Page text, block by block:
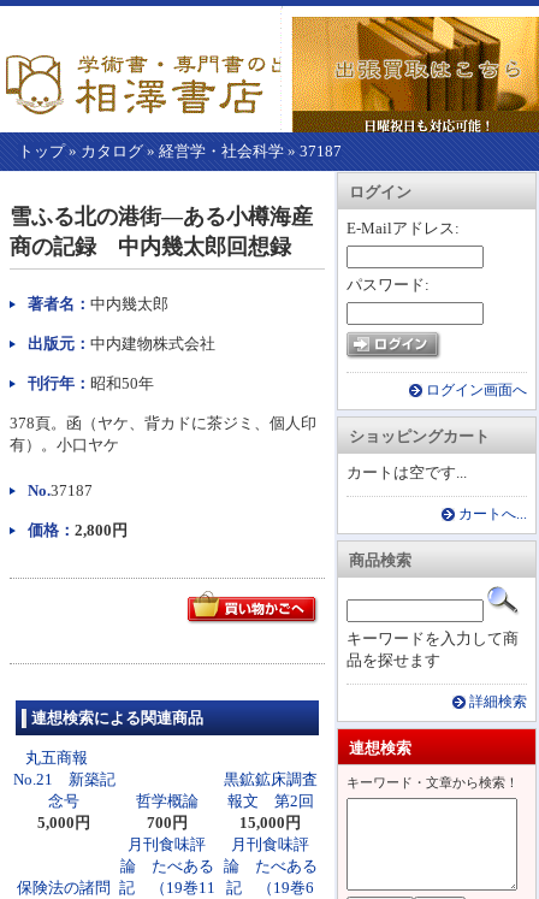
トップ» カタログ » 経営学・社会科学 » 37187
カートを見る
ログイン
E-Mailアドレス:
パスワード:
ログイン画面へ
ショッピングカート
カートは空です...
カートへ...
商品検索
キーワードを入力して商
品を探せます
詳細検索
連想検索
キーワード・文章から検索！
こ
か
ら
本
文】
雪ふる北の港街―ある小樽海産
商の記録 中内幾太郎回想録
著者名： 中内幾太郎
出版元： 中内建物株式会社
刊行年： 昭和50年
378頁。函（ヤケ、背カドに茶ジミ、個人印
有）。小口ヤケ
No.37187
価格： 2,800円
連想検索による関連商品
丸五商報
No.21 新築記
念号
5,000円
哲学概論
700円
黒鉱鉱床調査
報文 第2回
15,000円
保険法の諸問
月刊食味評
論 たべある
記 （19巻11
月刊食味評
論 たべある
記 （19巻6